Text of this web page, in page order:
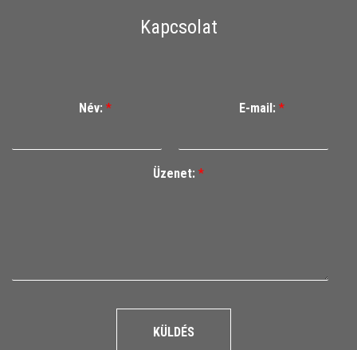
Kapcsolat
Név: * E-mail: *
Üzenet: *
KÜLDÉS